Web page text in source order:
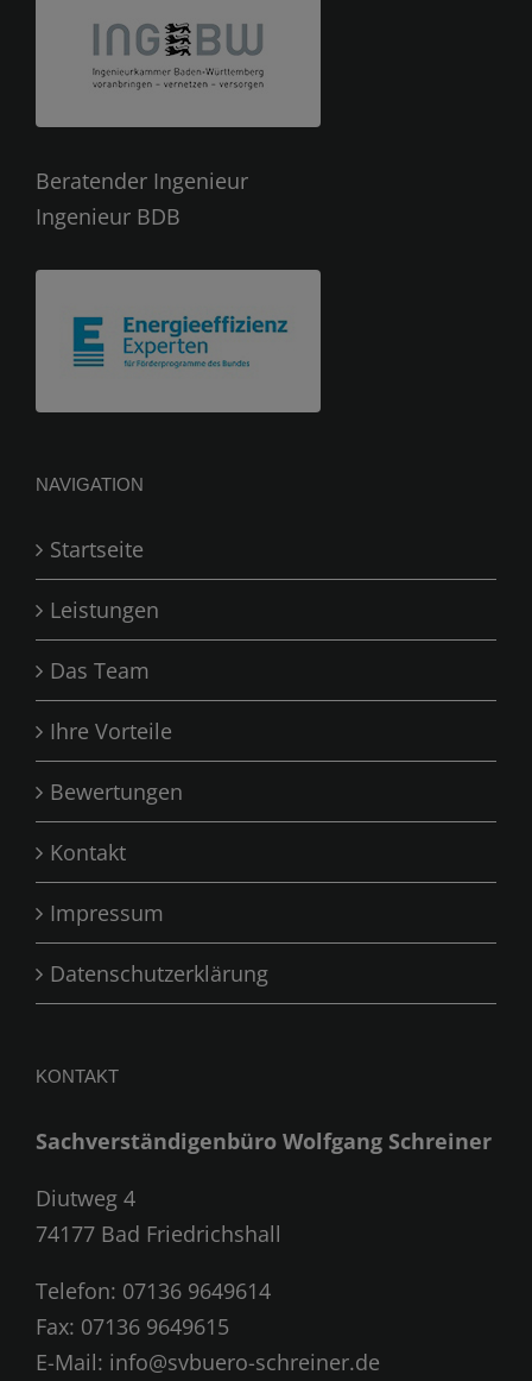
Beratender Ingenieur
Ingenieur BDB
NAVIGATION
Startseite
Leistungen
Das Team
Ihre Vorteile
Bewertungen
Kontakt
Impressum
Datenschutzerklärung
KONTAKT
Sachverständigenbüro Wolfgang Schreiner
Diutweg 4
74177 Bad Friedrichshall
Telefon: 07136 9649614
Fax: 07136 9649615
E-Mail: info@svbuero-schreiner.de